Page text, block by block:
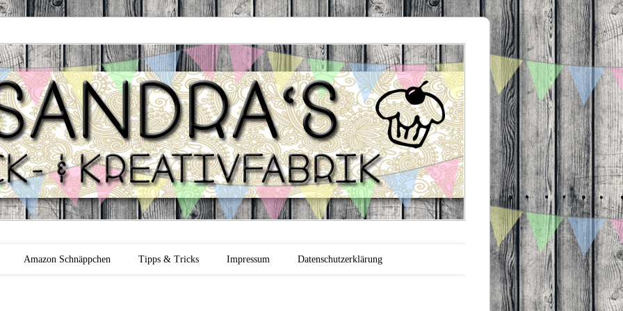
Backfabrik
Amazon Schnäppchen Tipps & Tricks Impressum Datenschutzerklärung